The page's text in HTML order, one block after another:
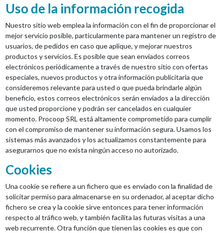
Uso de la información recogida
Nuestro sitio web emplea la información con el fin de proporcionar el
mejor servicio posible, particularmente para mantener un registro de
usuarios, de pedidos en caso que aplique, y mejorar nuestros
productos y servicios. Es posible que sean enviados correos
electrónicos periódicamente a través de nuestro sitio con ofertas
especiales, nuevos productos y otra información publicitaria que
consideremos relevante para usted o que pueda brindarle algún
beneficio, estos correos electrónicos serán enviados a la dirección
que usted proporcione y podrán ser cancelados en cualquier
momento. Procoop SRL está altamente comprometido para cumplir
con el compromiso de mantener su información segura. Usamos los
sistemas más avanzados y los actualizamos constantemente para
asegurarnos que no exista ningún acceso no autorizado.
Cookies
Una cookie se refiere a un fichero que es enviado con la finalidad de
solicitar permiso para almacenarse en su ordenador, al aceptar dicho
fichero se crea y la cookie sirve entonces para tener información
respecto al tráfico web, y también facilita las futuras visitas a una
web recurrente. Otra función que tienen las cookies es que con